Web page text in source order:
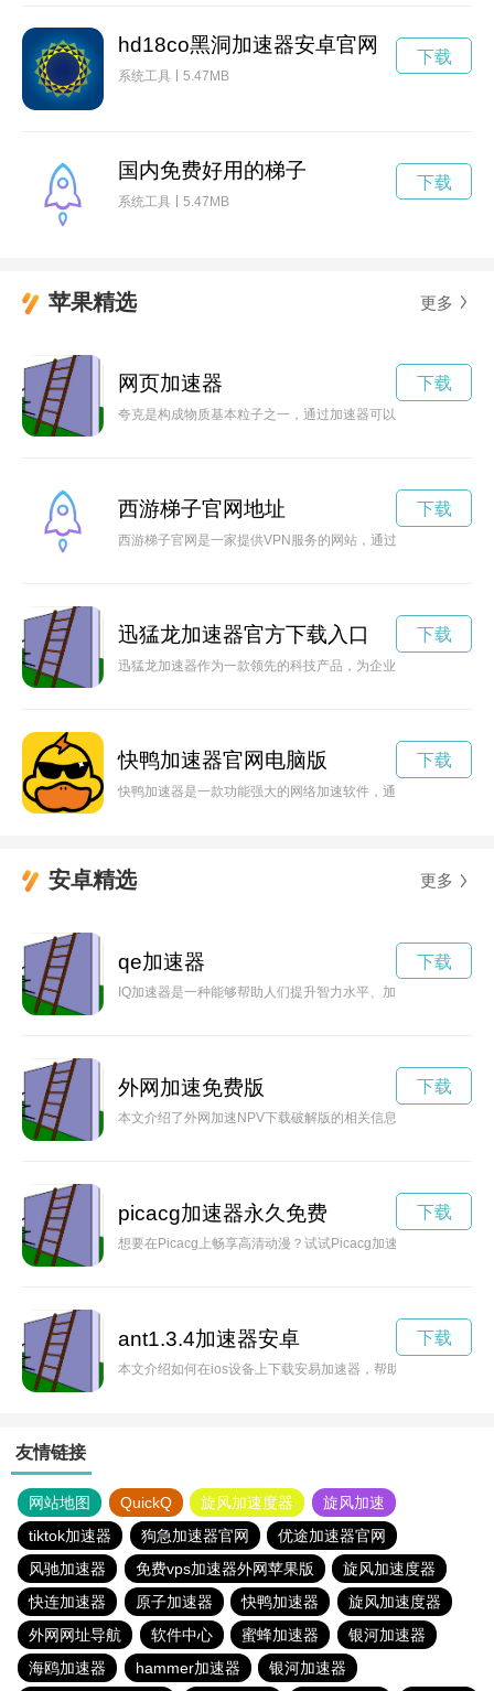
hd18co黑洞加速器安卓官网
系统工具 5.47MB
下载
国内免费好用的梯子
系统工具 5.47MB
下载
苹果精选 更多
网页加速器
夸克是构成物质基本粒子之一，通过加速器可以加速夸克，进一
下载
西游梯子官网地址
西游梯子官网是一家提供VPN服务的网站，通过它，用户可以
下载
迅猛龙加速器官方下载入口
迅猛龙加速器作为一款领先的科技产品，为企业的创新发展注
下载
快鸭加速器官网电脑版
快鸭加速器是一款功能强大的网络加速软件，通过优化网络连
下载
安卓精选 更多
qe加速器
IQ加速器是一种能够帮助人们提升智力水平、加速学习、突破
下载
外网加速免费版
本文介绍了外网加速NPV下载破解版的相关信息，分析了该软
下载
picacg加速器永久免费
想要在Picacg上畅享高清动漫？试试Picacg加速服务！本文将
下载
ant1.3.4加速器安卓
本文介绍如何在ios设备上下载安易加速器，帮助用户解决网络
下载
友情链接
网站地图 QuickQ 旋风加速度器
旋风加速
tiktok加速器
狗急加速器官网
优途加速器官网
风驰加速器
免费vps加速器外网苹果版
旋风加速度器
快连加速器
原子加速器 快鸭加速器
旋风加速度器
外网网址导航
软件中心 蜜蜂加速器
银河加速器
海鸥加速器
hammer加速器 银河加速器